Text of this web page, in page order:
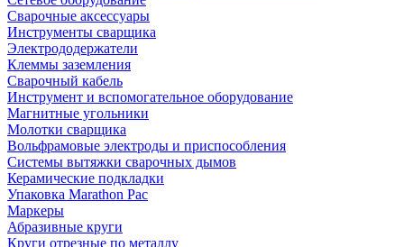
Сварочные аксессуары
Инструменты сварщика
Электрододержатели
Клеммы заземления
Сварочный кабель
Инструмент и вспомогательное оборудование
Магнитные угольники
Молотки сварщика
Вольфрамовые электроды и приспособления
Системы вытяжки сварочных дымов
Керамические подкладки
Упаковка Marathon Pac
Маркеры
Абразивные круги
Круги отрезные по металлу